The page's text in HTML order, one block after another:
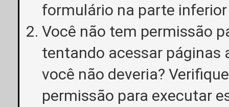
formulário na parte
Você não tem permissão
tentando acessar páginas
você não deveria?
permissão para executar